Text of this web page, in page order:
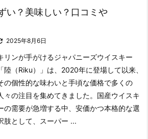
い？美味しい？口コミや
2025年8月6日
リンが手がけるジャパニーズウイスキー
「陸（Riku）」は、2020年に登場して以来、
の個性的な味わいと手頃な価格で多くの
々の注目を集めてきました。 国産ウイスキ
の需要が急増する中、安価かつ本格的な選
肢として、スーパー ...